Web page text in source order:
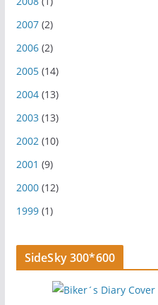
2007(2)
2006(2)
2005(14)
2004(13)
2003(13)
2002(10)
2001 (9)
2000(12)
1999(1)
SideSky 300*600